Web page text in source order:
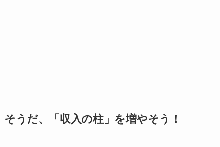
そうだ、「収入の柱」を増やそう！